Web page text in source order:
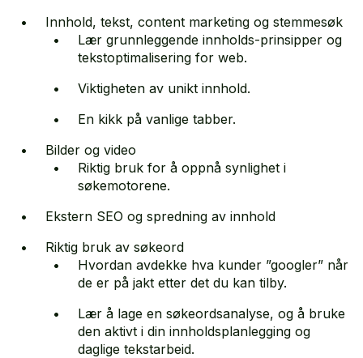
Innhold, tekst, content marketing og stemmesøk
Lær grunnleggende innholds-prinsipper og
tekstoptimalisering for web.
Viktigheten av unikt innhold.
En kikk på vanlige tabber.
Bilder og video
Riktig bruk for å oppnå synlighet i
søkemotorene.
Ekstern SEO og spredning av innhold
Riktig bruk av søkeord
Hvordan avdekke hva kunder ”googler” når
de er på jakt etter det du kan tilby.
Lær å lage en søkeordsanalyse, og å bruke
den aktivt i din innholdsplanlegging og
daglige tekstarbeid.